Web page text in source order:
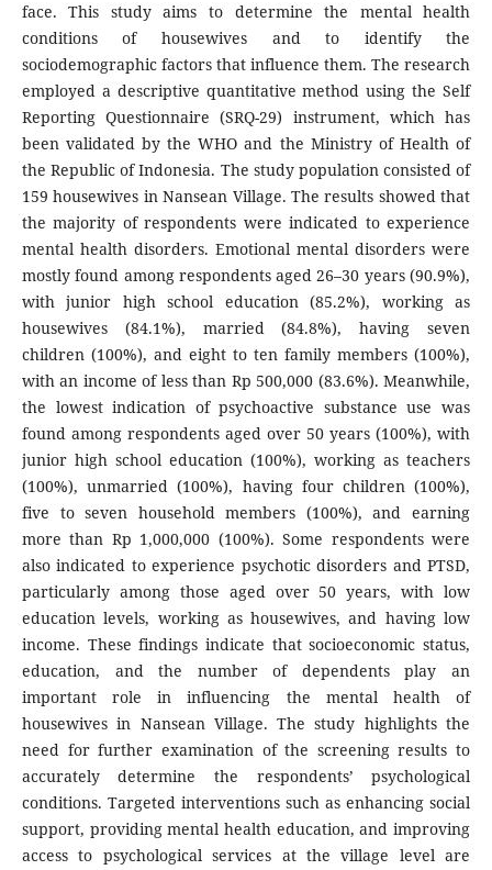
face. This study aims to determine the mental health
conditions of housewives and to identify the
sociodemographic factors that influence them. The research
employed a descriptive quantitative method using the Self
Reporting Questionnaire (SRQ-29) instrument, which has
been validated by the WHO and the Ministry of Health of
the Republic of Indonesia. The study population consisted of
159 housewives in Nansean Village. The results showed that
the majority of respondents were indicated to experience
mental health disorders. Emotional mental disorders were
mostly found among respondents aged 26–30 years (90.9%),
with junior high school education (85.2%), working as
housewives (84.1%), married (84.8%), having seven
children (100%), and eight to ten family members (100%),
with an income of less than Rp 500,000 (83.6%). Meanwhile,
the lowest indication of psychoactive substance use was
found among respondents aged over 50 years (100%), with
junior high school education (100%), working as teachers
(100%), unmarried (100%), having four children (100%),
five to seven household members (100%), and earning
more than Rp 1,000,000 (100%). Some respondents were
also indicated to experience psychotic disorders and PTSD,
particularly among those aged over 50 years, with low
education levels, working as housewives, and having low
income. These findings indicate that socioeconomic status,
education, and the number of dependents play an
important role in influencing the mental health of
housewives in Nansean Village. The study highlights the
need for further examination of the screening results to
accurately determine the respondents’ psychological
conditions. Targeted interventions such as enhancing social
support, providing mental health education, and improving
access to psychological services at the village level are